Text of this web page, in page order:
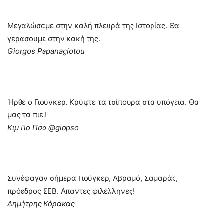
Μεγαλώσαμε στην καλή πλευρά της Ιστορίας. Θα
γεράσουμε στην κακή της.
Giorgos Papanagiotou
Ήρθε ο Γιούνκερ. Κρύψτε τα τσίπουρα στα υπόγεια. Θα
μας τα πιει!
Κιμ Γιο Πσο ‏@giopso
Συνέφαγαν σήμερα Γιούγκερ, Αβραμό, Σαμαράς,
πρόεδρος ΣΕΒ. Άπαντες φιλέλληνες!
Δημήτρης Κόρακας